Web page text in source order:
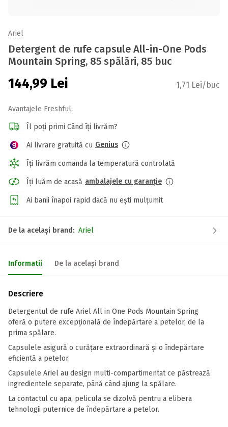
Ariel
Detergent de rufe capsule All-in-One Pods
Mountain Spring, 85 spălări, 85 buc
144,99 Lei 1,71 Lei/buc
Avantajele Freshful:
Îl poți primi Când îți livrăm?
Ai livrare gratuită cu Genius
Îți livrăm comanda la temperatură controlată
Îți luăm de acasă ambalajele cu garanție
Ai banii înapoi rapid dacă nu ești mulțumit
De la același brand: Ariel
Informatii De la același brand
Descriere
Detergentul de rufe Ariel All in One Pods Mountain Spring
oferă o putere excepțională de îndepărtare a petelor, de la
prima spălare.
Capsulele asigură o curăţare extraordinară şi o îndepărtare
eficientă a petelor.
Capsulele Ariel au design multi-compartimentat ce păstrează
ingredientele separate, până când ajung la spălare.
La contactul cu apa, pelicula se dizolvă pentru a elibera
tehnologii puternice de îndepărtare a petelor.